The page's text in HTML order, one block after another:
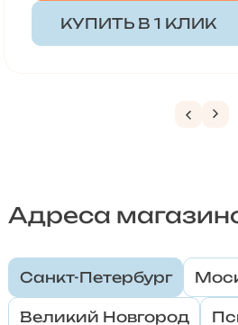
КУПИТЬ В 1 КЛИК
Адреса
Санкт-Петербург
Великий Новгород